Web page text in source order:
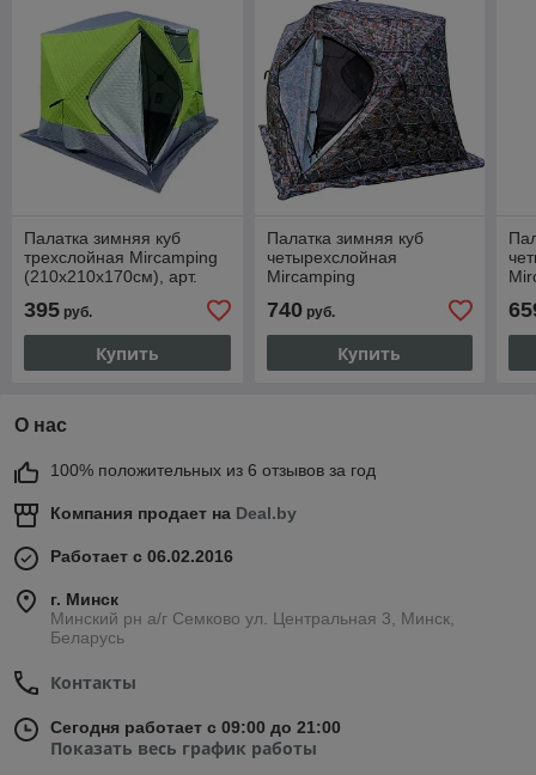
Палатка зимняя куб
трехслойная Mircamping
(210х210х170см), арт.
395 руб.
Купить
Палатка зимняя куб
четырехслойная
Mircamping
арт. 2019MC
740руб.
Купить
О нас
100% положительных из 6 отзывов за год
Компания продает на Deal.by
Работает с 06.02.2016
г. Минск
Минский рн а/г Семково ул. Центральная 3, Минск,
Беларусь
Контакты
Сегодня работает с 09:00 до 21:00
Показать весь график работы